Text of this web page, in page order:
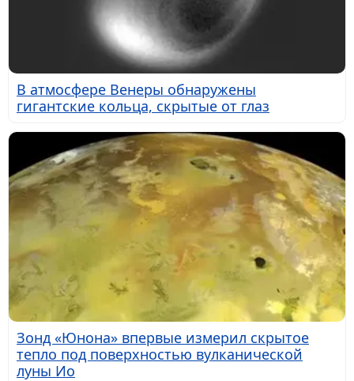
В атмосфере Венеры обнаружены
гигантские кольца, скрытые от глаз
Зонд «Юнона» впервые измерил скрытое
тепло под поверхностью вулканической
луны Ио